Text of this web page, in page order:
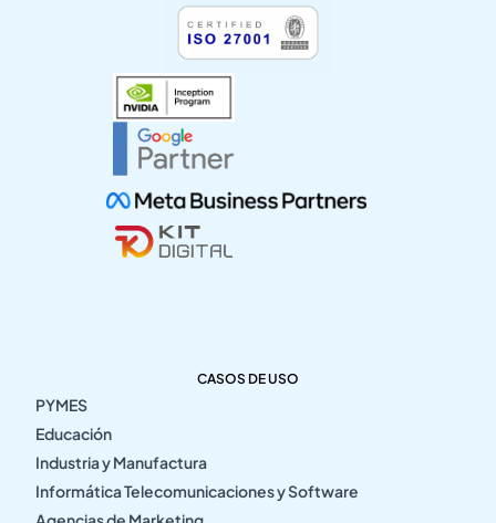
CASOS DE USO
PYMES
Educación
Industria y Manufactura
Informática Telecomunicaciones y Software